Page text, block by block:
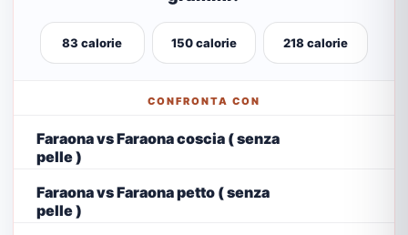
83 calorie 150 calorie 218 calorie
CONFRONTA CON
Faraona vs Faraona coscia ( senza
pelle )
Faraona vs Faraona petto ( senza
pelle )